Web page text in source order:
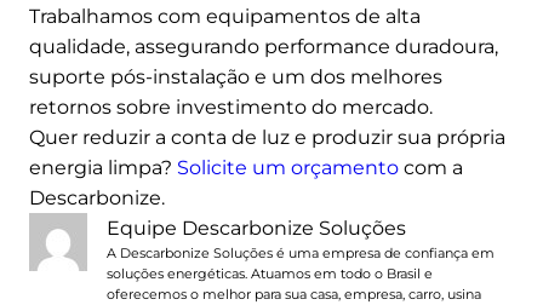
Trabalhamos com equipamentos de alta
qualidade, assegurando performance duradoura,
suporte pós-instalação e um dos melhores
retornos sobre investimento do mercado.
Quer reduzir a conta de luz e produzir sua própria
energia limpa? Solicite um orçamento com a
Descarbonize.
Equipe Descarbonize Soluções
A Descarbonize Soluções é uma empresa de confiança em
soluções energéticas. Atuamos em todo o Brasil e
oferecemos o melhor para sua casa, empresa, carro, usina